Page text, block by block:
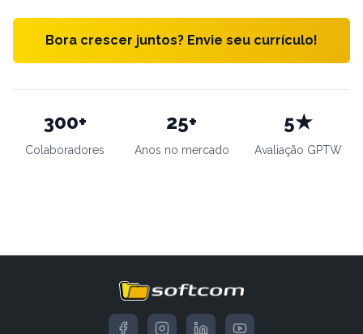
Bora crescer juntos? Envie seu currículo!
300+
Colaboradores
25+
Anos no mercado
5★
Avaliação GPTW